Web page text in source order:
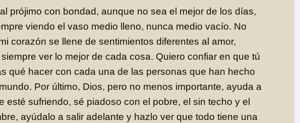
prójimo con bondad, aunque no sea el mejor de los días,
viendo el vaso medio lleno, nunca medio vacío. No
corazón se llene de sentimientos diferentes al amor,
ver lo mejor de cada cosa. Quiero confiar en que tú
qué hacer con cada una de las personas que han hecho
Por último, Dios, pero no menos importante, ayuda a
esté sufriendo, sé piadoso con el pobre, el sin techo y el
ayúdalo a salir adelante y hazlo ver que todo tiene una